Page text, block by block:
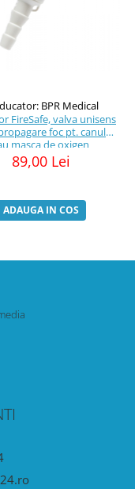
BPR Medical
FireSafe, valva unisens
foc pt. canula
masca de oxigen
89,00 Lei
ADAUGA IN COS